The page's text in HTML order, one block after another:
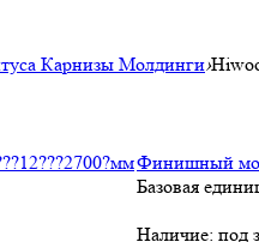
Карнизы Молдинги›
Финишный
Базовая
Наличие: под